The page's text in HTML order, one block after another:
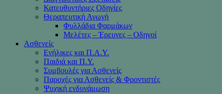
Κατευθυντήριες Οδηγίες
Θεραπευτική Αγωγή
Φυλλάδια Φαρμάκων
Μελέτες – Έρευνες – Οδηγοί
Ασθενείς
Ενήλικες και Π.Α.Υ.
Παιδιά και Π.Υ.
Συμβουλές για Ασθενείς
Παροχές για Ασθενείς & Φροντιστές
Ψυχική ενδυνάμωση